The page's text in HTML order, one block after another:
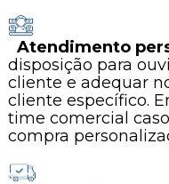
Atendimento
disposição para
cliente e adequar
cliente específico.
time comercial
compra